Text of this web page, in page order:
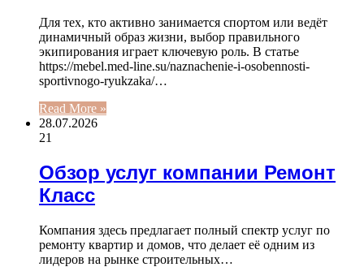
Для тех, кто активно занимается спортом или ведёт
динамичный образ жизни, выбор правильного
экипирования играет ключевую роль. В статье
https://mebel.med-line.su/naznachenie-i-osobennosti-
sportivnogo-ryukzaka/…
Read More »
28.07.2026
21
Обзор услуг компании Ремонт
Класс
Компания здесь предлагает полный спектр услуг по
ремонту квартир и домов, что делает её одним из
лидеров на рынке строительных…